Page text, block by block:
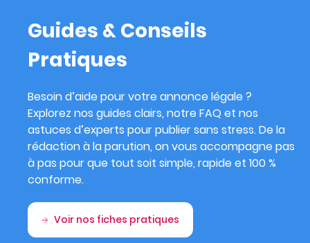
Guides & Conseils
Pratiques
Besoin d’aide pour votre annonce légale ?
Explorez nos guides clairs, notre FAQ et nos
astuces d’experts pour publier sans stress. De la
rédaction à la parution, on vous accompagne pas
à pas pour que tout soit simple, rapide et 100 %
conforme.
Voir nos fiches pratiques